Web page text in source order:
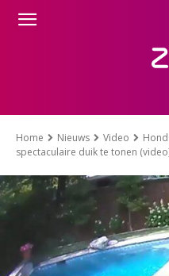
Home Nieuws Video
spectaculaire duik te tonen